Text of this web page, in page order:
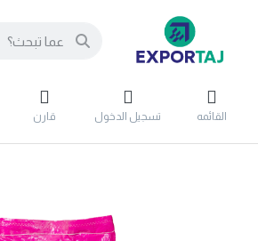
القائمه تسجيل الدخول قارن